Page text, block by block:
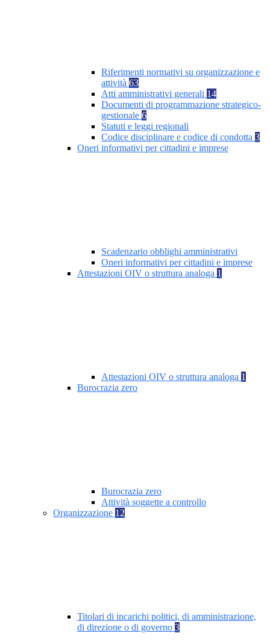
Riferimenti normativi su organizzazione e
attività 63
Atti amministrativi generali 14
Documenti di programmazione strategico-
gestionale 6
Statuti e leggi regionali
Codice disciplinare e codice di condotta 3
Oneri informativi per cittadini e imprese
Scadenzario obblighi amministrativi
Oneri informativi per cittadini e imprese
Attestazioni OIV o struttura analoga 1
Attestazioni OIV o struttura analoga 1
Burocrazia zero
Burocrazia zero
Attività soggette a controllo
Organizzazione 12
Titolari di incarichi politici, di amministrazione,
di direzione o di governo 3